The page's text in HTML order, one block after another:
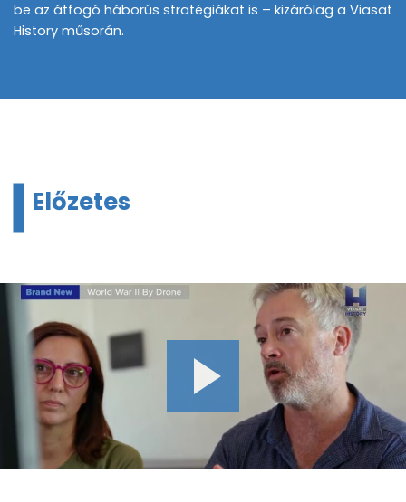
be az átfogó háborús stratégiákat is – kizárólag a Viasat
History műsorán.
Előzetes